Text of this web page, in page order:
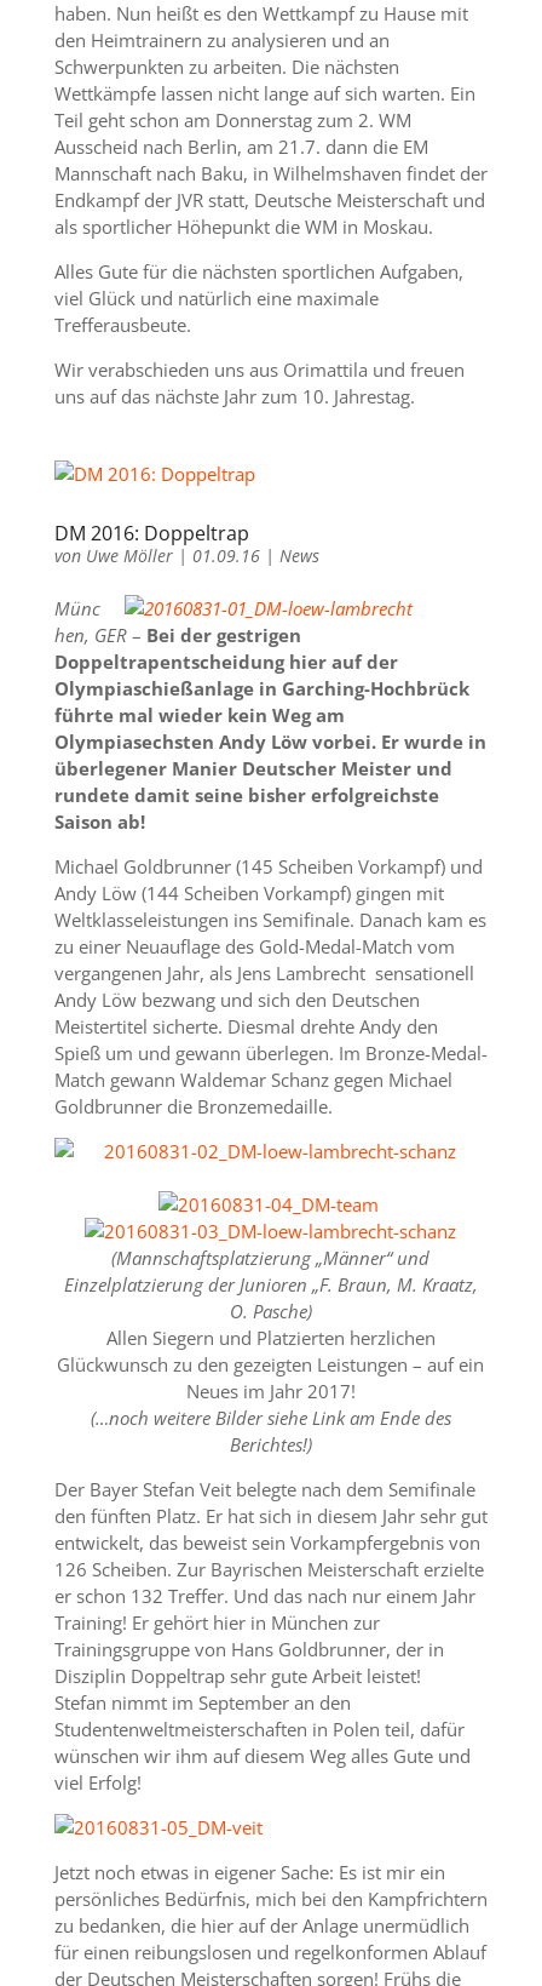
haben. Nun heißt es den Wettkampf zu Hause mit
den Heimtrainern zu analysieren und an
Schwerpunkten zu arbeiten. Die nächsten
Wettkämpfe lassen nicht lange auf sich warten. Ein
Teil geht schon am Donnerstag zum 2. WM
Ausscheid nach Berlin, am 21.7. dann die EM
Mannschaft nach Baku, in Wilhelmshaven findet der
Endkampf der JVR statt, Deutsche Meisterschaft und
als sportlicher Höhepunkt die WM in Moskau.
Alles Gute für die nächsten sportlichen Aufgaben,
viel Glück und natürlich eine maximale
Trefferausbeute.
Wir verabschieden uns aus Orimattila und freuen
uns auf das nächste Jahr zum 10. Jahrestag.
DM 2016: Doppeltrap
von Uwe Möller| 01.09.16| News
Münc
hen, GER– Bei der gestrigen
Doppeltrapentscheidung hier auf der
Olympiaschießanlage in Garching-Hochbrück
führte mal wieder kein Weg am
Olympiasechsten Andy Löw vorbei. Er wurde in
überlegener Manier Deutscher Meister und
rundete damit seine bisher erfolgreichste
Saison ab!
Michael Goldbrunner (145 Scheiben Vorkampf) und
Andy Löw (144 Scheiben Vorkampf) gingen mit
Weltklasseleistungen ins Semifinale. Danach kam es
zu einer Neuauflage des Gold-Medal-Match vom
vergangenen Jahr, als Jens Lambrecht sensationell
Andy Löw bezwang und sich den Deutschen
Meistertitel sicherte. Diesmal drehte Andy den
Spieß um und gewann überlegen. Im Bronze-Medal-
Match gewann Waldemar Schanz gegen Michael
Goldbrunner die Bronzemedaille.
(Mannschaftsplatzierung „Männer“ und
Einzelplatzierung der Junioren „F. Braun, M. Kraatz,
O. Pasche)
Allen Siegern und Platzierten herzlichen
Glückwunsch zu den gezeigten Leistungen – auf ein
Neues im Jahr 2017!
(…noch weitere Bilder siehe Link am Ende des
Berichtes!)
Der Bayer Stefan Veit belegte nach dem Semifinale
den fünften Platz. Er hat sich in diesem Jahr sehr gut
entwickelt, das beweist sein Vorkampfergebnis von
126 Scheiben. Zur Bayrischen Meisterschaft erzielte
er schon 132 Treffer. Und das nach nur einem Jahr
Training! Er gehört hier in München zur
Trainingsgruppe von Hans Goldbrunner, der in
Disziplin Doppeltrap sehr gute Arbeit leistet!
Stefan nimmt im September an den
Studentenweltmeisterschaften in Polen teil, dafür
wünschen wir ihm auf diesem Weg alles Gute und
viel Erfolg!
Jetzt noch etwas in eigener Sache: Es ist mir ein
persönliches Bedürfnis, mich bei den Kampfrichtern
zu bedanken, die hier auf der Anlage unermüdlich
für einen reibungslosen und regelkonformen Ablauf
der Deutschen Meisterschaften sorgen! Frühs die